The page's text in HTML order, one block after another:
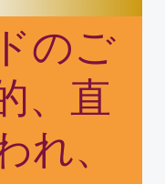
のご
、直
れ、